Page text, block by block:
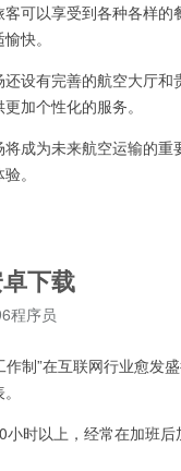
可以享受到各种各样的
快。
设有完善的航空大厅和
加个性化的服务。
成为未来航空运输的重
。
下载
程序员
制”在互联网行业愈发
时以上，经常在加班后